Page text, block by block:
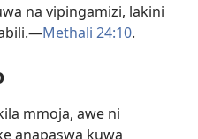
na vipingamizi, lakini
Methali 24:10.
mmoja, awe ni
anapaswa kuwa